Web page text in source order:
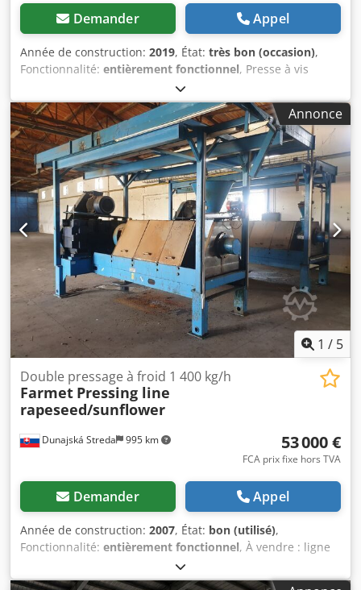
Demander Appel
Année de construction: 2019, État: très bon (occasion),
Fonctionnalité: entièrement fonctionnel, Presse à vis
Farmet FL200 pour colza/tournesol/soja, avec géométrie
finale, en très bon état. Moteur 22 kW, capacité 400 kg/h
(avec prépresse 500 kg/h), lamelles et géométrie contrôlées
et en bon état. Dodexa Hy Uepfx Ahrock Associée à un
extrudeur Farmet FE500 (de notre offre), elle peut traiter
du soja à 400 kg/h.
Annonce
1 / 5
Dunajská Streda 995 km
Double pressage à froid 1 400 kg/h
Farmet Pressing line
rapeseed/sunflower
53 000 €
FCA prix fixe hors TVA
Demander Appel
Année de construction: 2007, État: bon (utilisé),
Fonctionnalité: entièrement fonctionnel, À vendre : ligne
complète de pressage à froid en deux étapes, marque
Farmet, pour le colza et les graines de tournesol.